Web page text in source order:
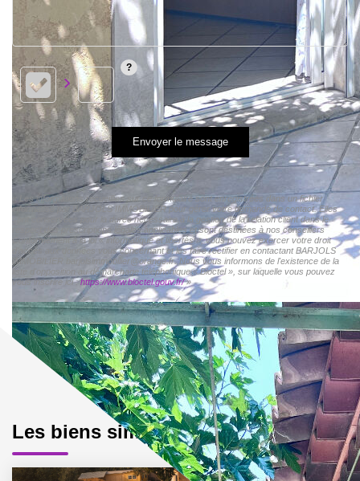
Envoyer le message
« Les informations recueillies sur ce formulaire sont enregistrées dans un fichier
informatisé par BARJOLS IMMOBILIER pour gérer votre demande de contact. Elles
sont conservées pour la durée nécessaire à la gestion de la relation client dans le
respect des prescriptions légales applicables et sont destinées à nos conseillers
Conformément à la loi « informatique et libertés », vous pouvez exercer votre droit
d'accès aux données vous concernant et les faire rectifier en contactant BARJOLS
IMMOBILIER barjolsimmobilier@orange.fr. Nous vous informons de l'existence de la
liste d'opposition au démarchage téléphonique « Bloctel », sur laquelle vous pouvez
vous inscrire ici :https://www.bloctel.gouv.fr/»
Les biens similaires